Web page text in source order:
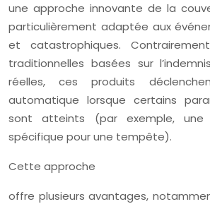
une approche innovante de la
particulièrement adaptée aux
et catastrophiques.
traditionnelles basées sur
réelles, ces produits
automatique lorsque certains
sont atteints (par exemple,
spécifique pour une tempête).
Cette approche
offre plusieurs avantages,